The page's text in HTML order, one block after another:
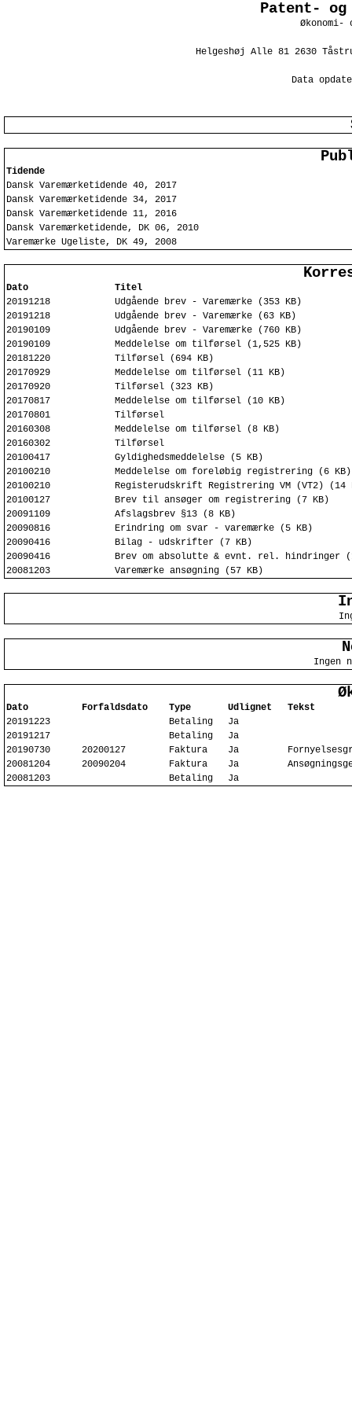
Patent- og
Økonomi-
Helgeshøj Alle 81 2630
Data
Tidende
Dansk Varemærketidende 40, 2017
Dansk Varemærketidende 34, 2017
Dansk Varemærketidende 11, 2016
Dansk Varemærketidende, DK 06, 2010
Varemærke Ugeliste, DK 49, 2008
Dato
Titel
20191218
Udgående brev - Varemærke (353 KB)
20191218
Udgående brev - Varemærke (63 KB)
20190109
Udgående brev - Varemærke (760 KB)
20190109
Meddelelse om tilførsel (1,525 KB)
20181220
Tilførsel (694 KB)
20170929
Meddelelse om tilførsel (11 KB)
20170920
Tilførsel (323 KB)
20170817
Meddelelse om tilførsel (10 KB)
20170801
Tilførsel
20160308
Meddelelse om tilførsel (8 KB)
20160302
Tilførsel
20100417
Gyldighedsmeddelelse (5 KB)
20100210
Meddelelse om foreløbig registrering (6 KB)
20100210
Registerudskrift Registrering VM (VT2) (14
20100127
Brev til ansøger om registrering (7 KB)
20091109
Afslagsbrev §13 (8 KB)
20090816
Erindring om svar - varemærke (5 KB)
20090416
Bilag - udskrifter (7 KB)
20090416
Brev om absolutte & evnt. rel. hindringer
20081203
Varemærke ansøgning (57 KB)
Ingen
Dato Forfaldsdato Type Udlignet
Tekst
20191223
Betaling
Ja
20191217
Betaling
Ja
20190730
20200127 Faktura Ja
20081204
20090204 Faktura Ja
20081203
Betaling Ja